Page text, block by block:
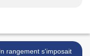
rangement s'imposait